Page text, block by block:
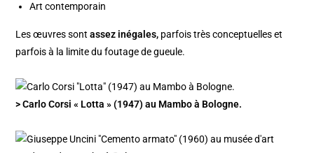
Art contemporain
Les œuvres sontassez inégales, parfois très conceptuelles et
parfois à la limite du foutage de gueule.
> Carlo Corsi « Lotta » (1947) au Mambo à Bologne.